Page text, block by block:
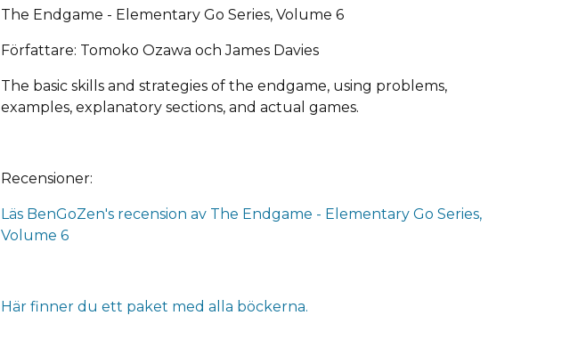
The Endgame - Elementary Go Series, Volume 6
Författare: Tomoko Ozawa och James Davies
The basic skills and strategies of the endgame, using problems,
examples, explanatory sections, and actual games.
Recensioner:
Läs BenGoZen's recension av The Endgame - Elementary Go Series,
Volume 6
Här finner du ett paket med alla böckerna.